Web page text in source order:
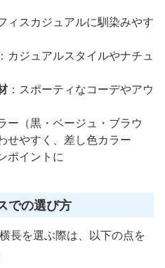
ィスカジュアルに馴染みやす
カジュアルスタイルやナチュ
：スポーティなコーデやアウ
ー（黒・ベージュ・ブラウ
せやすく、差し色カラー
ポイントに
での選び方
長を選ぶ際は、以下の点を